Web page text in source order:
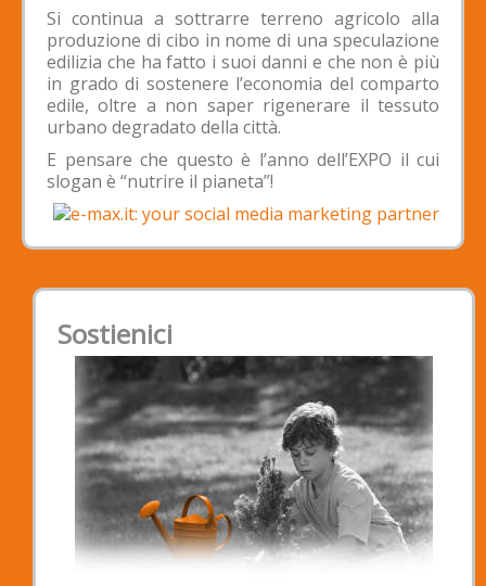
Si continua a sottrarre terreno agricolo alla
produzione di cibo in nome di una speculazione
edilizia che ha fatto i suoi danni e che non è più
in grado di sostenere l’economia del comparto
edile, oltre a non saper rigenerare il tessuto
urbano degradato della città.
E pensare che questo è l’anno dell’EXPO il cui
slogan è “nutrire il pianeta”!
Sostienici